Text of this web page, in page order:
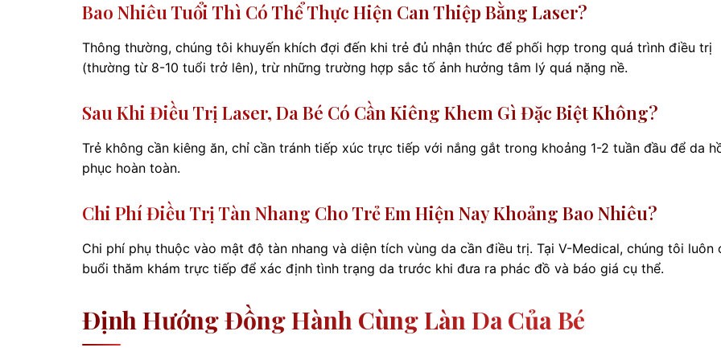
Bao Nhiêu Tuổi Thì Có Thể Thực Hiện Can Thiệp Bằng Laser?
Thông thường, chúng tôi khuyến khích đợi đến khi trẻ đủ nhận thức để phối hợp trong quá trình điều trị
(thường từ 8-10 tuổi trở lên), trừ những trường hợp sắc tố ảnh hưởng tâm lý quá nặng nề.
Sau Khi Điều Trị Laser, Da Bé Có Cần Kiêng Khem Gì Đặc Biệt Không?
Trẻ không cần kiêng ăn, chỉ cần tránh tiếp xúc trực tiếp với nắng gắt trong khoảng 1-2 tuần đầu để da
phục hoàn toàn.
Chi Phí Điều Trị Tàn Nhang Cho Trẻ Em Hiện Nay Khoảng Bao Nhiêu?
Chi phí phụ thuộc vào mật độ tàn nhang và diện tích vùng da cần điều trị. Tại V-Medical, chúng tôi luôn
buổi thăm khám trực tiếp để xác định tình trạng da trước khi đưa ra phác đồ và báo giá cụ thể.
Định Hướng Đồng Hành Cùng Làn Da Của Bé